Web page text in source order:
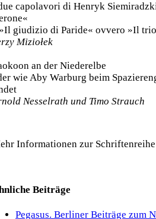
capolavori di Henryk
giudizio di Paride« ovvero »Il
Miziołek
an der Niederelbe
wie Aby Warburg beim
Nesselrath und Timo Strauch
Informationen zur
Beiträge
Pegasus. Berliner Beiträge zum